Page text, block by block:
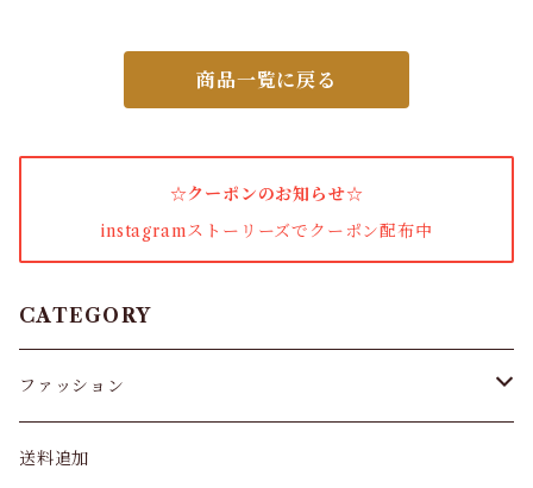
女性下着・靴下
着圧ソックス
商品一覧に戻る
☆クーポンのお知らせ☆
instagramストーリーズでクーポン配布中
CATEGORY
ファッション
パンツ&スカート
送料追加